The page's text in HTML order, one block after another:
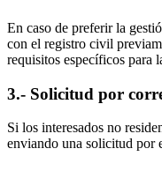
En caso de preferir la
con el registro civil
requisitos específicos para
3.- Solicitud por
Si los interesados no
enviando una solicitud por